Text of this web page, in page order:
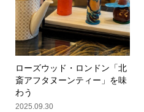
ローズウッド・ロンドン「北
斎アフタヌーンティー」を味
わう
2025.09.30